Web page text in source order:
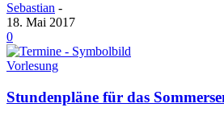
Sebastian -
18. Mai 2017
0
Vorlesung
Stundenpläne für das